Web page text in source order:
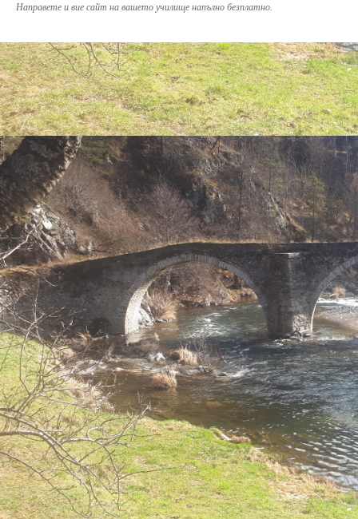
Направете и вие сайт на вашето училище напълно безплатно.